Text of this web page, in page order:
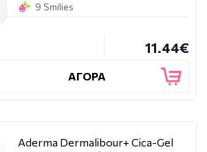
9 Smilies
11.44€
ΑΓΟΡΑ
Aderma Dermalibour+ Cica-Gel